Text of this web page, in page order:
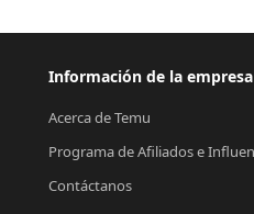
Información de la empresa
Acerca de Temu
Programa de Afiliados e
Contáctanos